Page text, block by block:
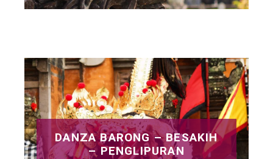
DANZA BARONG – BESAKIH
– PENGLIPURAN